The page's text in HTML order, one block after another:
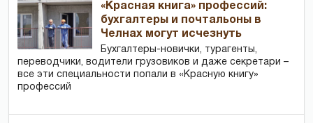
«Красная книга» профессий:
бухгалтеры и почтальоны в
Челнах могут исчезнуть
Бухгалтеры-новички, тур­агенты,
переводчики, водители грузовиков и даже секретари –
все эти специальности попали в «Красную книгу»
профессий